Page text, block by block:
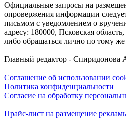
Официальные запросы на
опровержения информации
письмом с уведомлением о
адресу: 180000, Псковская
либо обращаться лично по тому же
Главный редактор - Спиридонова
Соглашение об использовании
Политика конфиденциальности
Согласие на обработку
Прайс-лист на размещение